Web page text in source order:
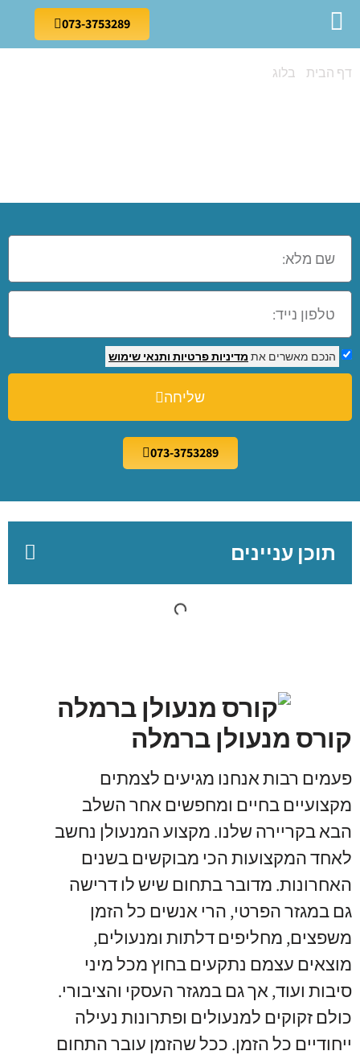
073-3753289
דף הבית בלוג
הנכם מאשרים את מדיניות פרטיות ותנאי שימוש
שליחה
073-3753289
תוכן עניינים
קורס מנעולן ברמלה
פעמים רבות אנחנו מגיעים לצמתים
מקצועיים בחיים ומחפשים אחר השלב
הבא בקריירה שלנו. מקצוע המנעולן נחשב
לאחד המקצועות הכי מבוקשים בשנים
האחרונות. מדובר בתחום שיש לו דרישה
גם במגזר הפרטי, הרי אנשים כל הזמן
משפצים, מחליפים דלתות ומנעולים,
מוצאים עצמם נתקעים בחוץ מכל מיני
סיבות ועוד,אך גם במגזר העסקי והציבורי.
כולם זקוקים למנעולים ופתרונות נעילה
ייחודיים כל הזמן. ככל שהזמן עובר התחום